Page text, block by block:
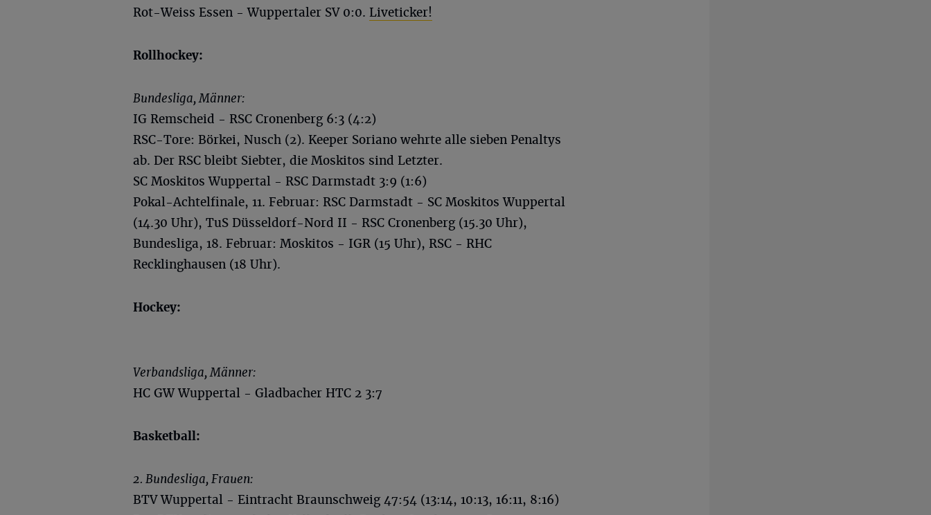
Rot-Weiss Essen - Wuppertaler SV 0:0. Liveticker!
Rollhockey:
Bundesliga, Männer:
IG Remscheid - RSC Cronenberg 6:3 (4:2)
RSC-Tore: Börkei, Nusch (2). Keeper Soriano wehrte alle sieben Penaltys
ab. Der RSC bleibt Siebter, die Moskitos sind Letzter.
SC Moskitos Wuppertal - RSC Darmstadt 3:9 (1:6)
Pokal-Achtelfinale, 11. Februar: RSC Darmstadt - SC Moskitos Wuppertal
(14.30 Uhr), TuS Düsseldorf-Nord II - RSC Cronenberg (15.30 Uhr),
Bundesliga, 18. Februar: Moskitos - IGR (15 Uhr), RSC - RHC
Recklinghausen (18 Uhr).
Hockey:
Verbandsliga, Männer:
HC GW Wuppertal - Gladbacher HTC 2 3:7
Basketball:
2. Bundesliga, Frauen:
BTV Wuppertal - Eintracht Braunschweig 47:54 (13:14, 10:13, 16:11, 8:16)